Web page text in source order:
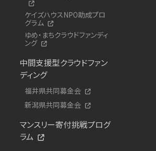
ケイズハウスNPO助成プロ
グラム
ゆめ・まちクラウドファンディ
ング
中間支援型クラウドファン
ディング
福井県共同募金会
新潟県共同募金会
マンスリー寄付挑戦プログ
ラム